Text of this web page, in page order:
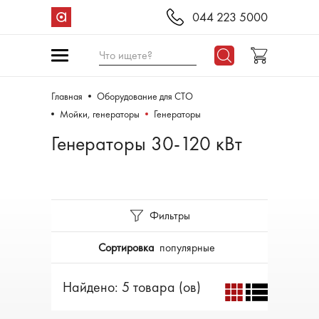
044 223 5000
Что ищете?
Главная
Оборудование для СТО
Мойки, генераторы
Генераторы
Генераторы 30-120 кВт
Фильтры
Сортировка популярные
Найдено: 5 товара (ов)